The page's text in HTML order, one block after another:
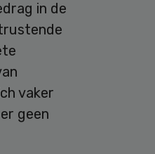
in de
vaker
geen